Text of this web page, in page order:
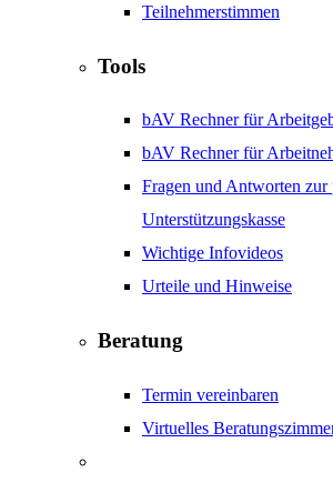
Teilnehmerstimmen
Tools
bAV Rechner für
bAV Rechner für
Fragen und Antworten zur
Unterstützungskasse
Wichtige Infovideos
Urteile und Hinweise
Beratung
Termin vereinbaren
Virtuelles